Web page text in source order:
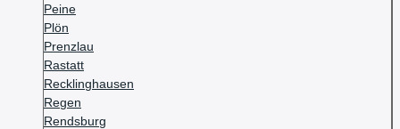
Peine
Plön
Prenzlau
Rastatt
Recklinghausen
Regen
Rendsburg